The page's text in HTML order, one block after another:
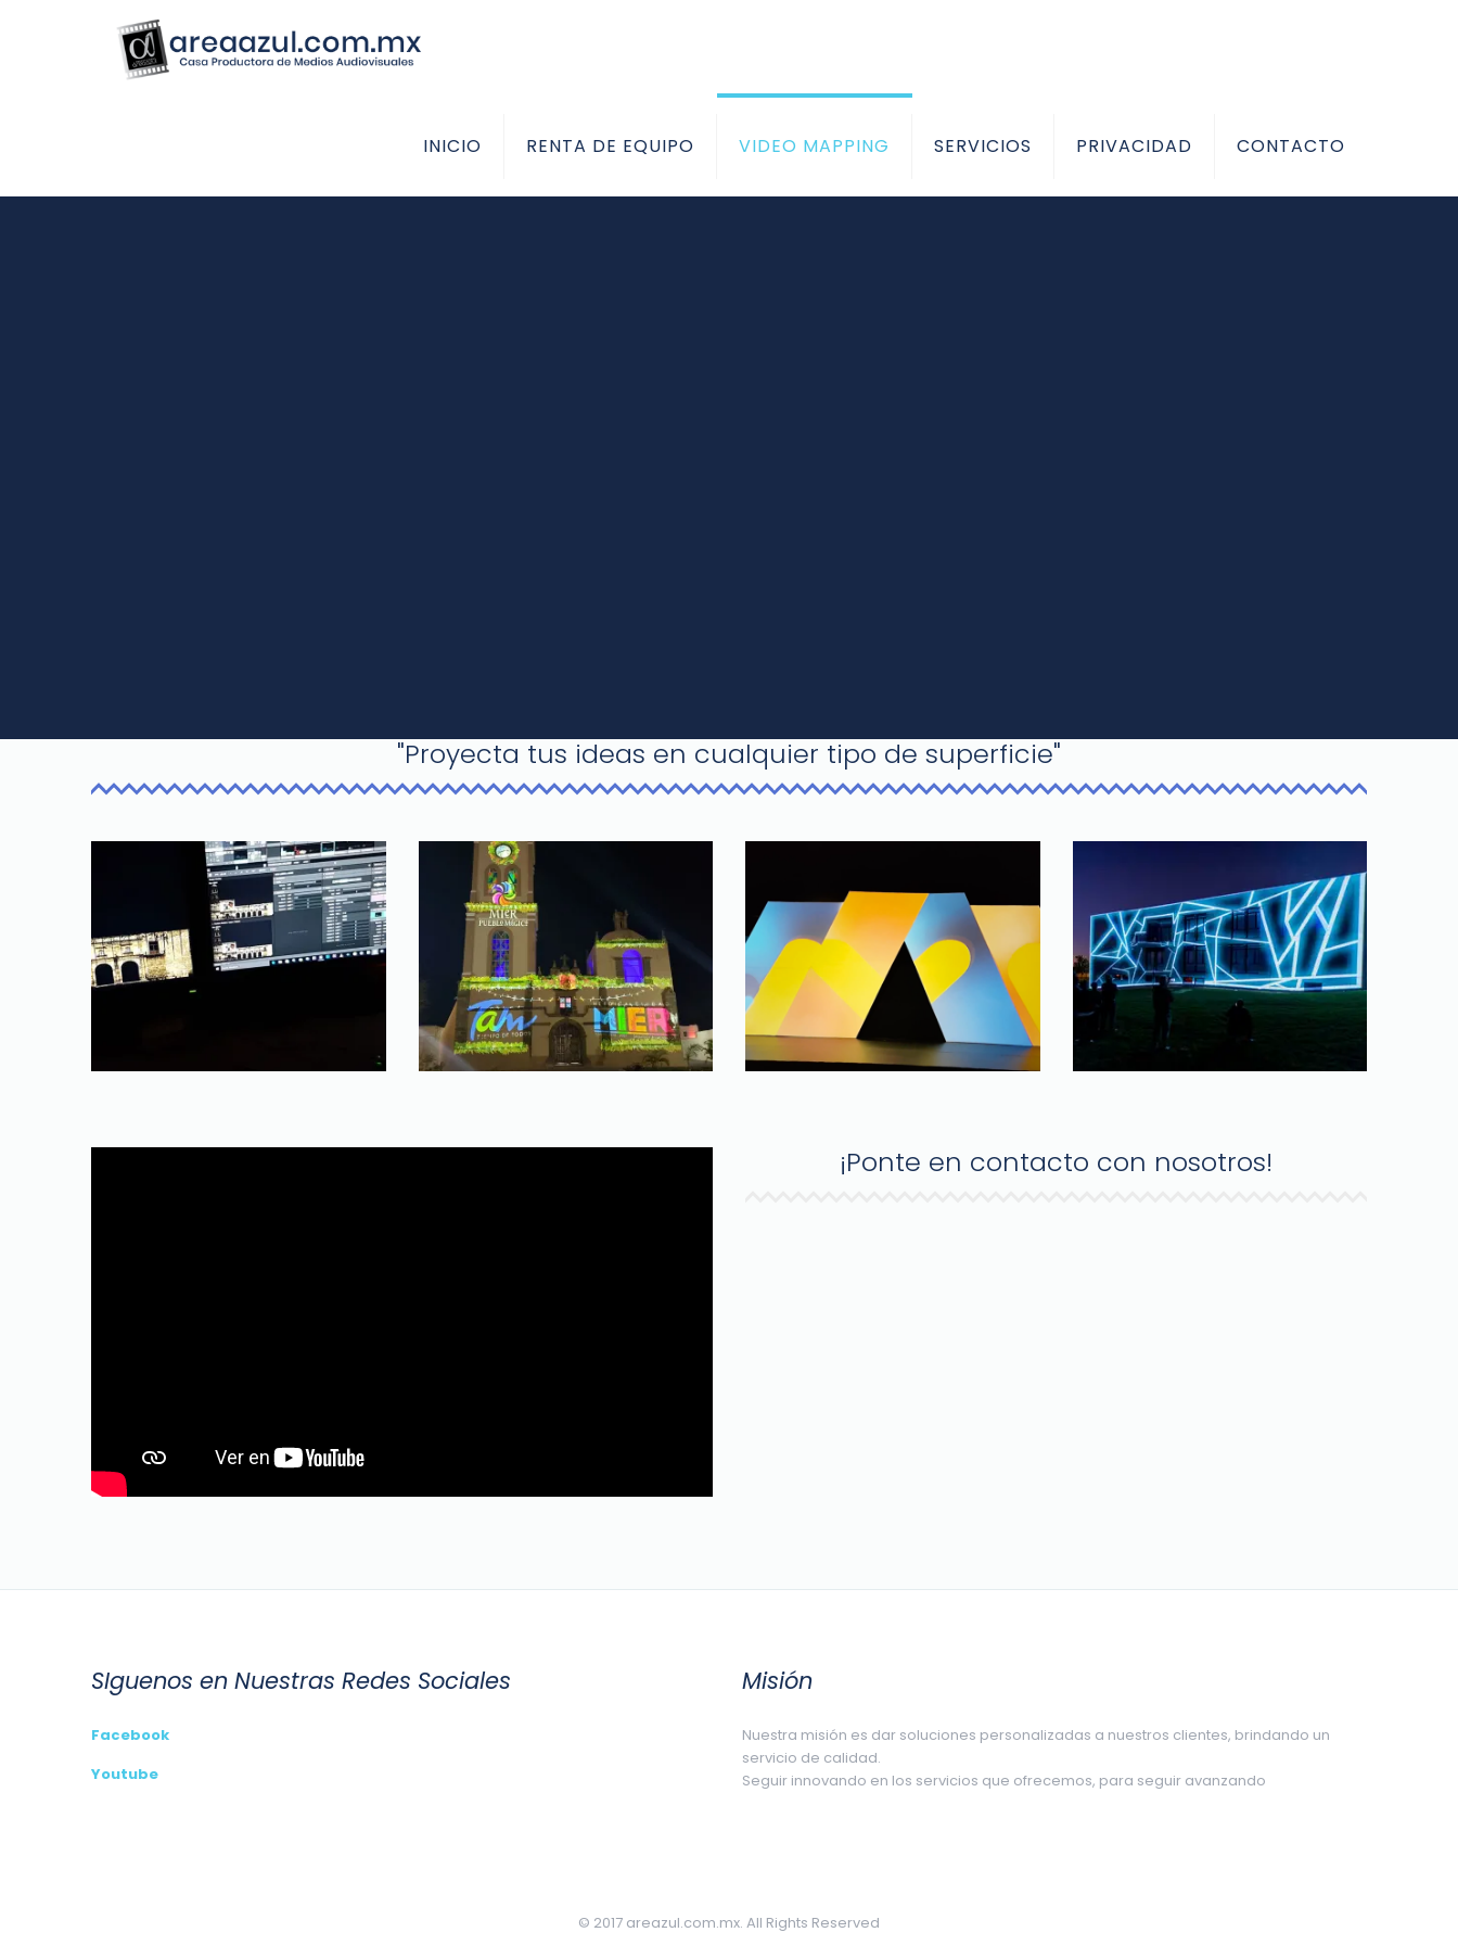
INICIO RENTA DE EQUIPO VIDEO MAPPING SERVICIOS PRIVACIDAD CONTACTO
"Proyecta tus ideas en cualquier tipo de superficie"
¡Ponte en contacto con nosotros!
SIguenos en Nuestras Redes Sociales
Facebook
Youtube
Misión
Nuestra misión es dar soluciones personalizadas a nuestros clientes, brindando un
servicio de calidad.
Seguir innovando en los servicios que ofrecemos, para seguir avanzando
© 2017 areazul.com.mx. All Rights Reserved